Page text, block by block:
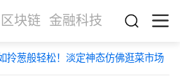
区块链 金融科技
拎葱般轻松！淡定神态仿佛逛菜市场